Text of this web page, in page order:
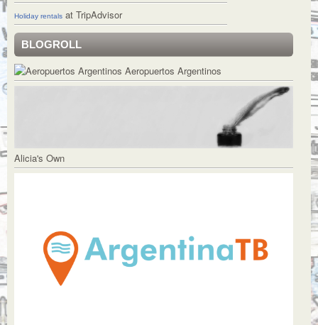
Holiday rentals at TripAdvisor
BLOGROLL
Aeropuertos Argentinos
Alicia's Own